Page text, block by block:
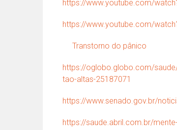
https://www.youtube.com/
https://www.youtube.com/
Transtorno do pânico
https://oglobo.globo.com/
tao-altas-25187071
https://www.senado.gov.br/
https://saude.abril.com.br/